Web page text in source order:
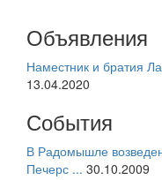
Объявления
Наместник и братия
13.04.2020
События
В Радомышле
Печерс ... 30.10.2009